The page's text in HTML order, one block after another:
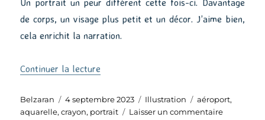
de corps, un visage plus petit et un décor. J’aime bien,
cela enrichit la narration.
Continuer la lecture
Auteur
Belzaran
Publié
le
4 septembre 2023 Catégories
Illustration Étiquettes
aéroport,
aquarelle,crayon, portrait Laisser un commentairesur